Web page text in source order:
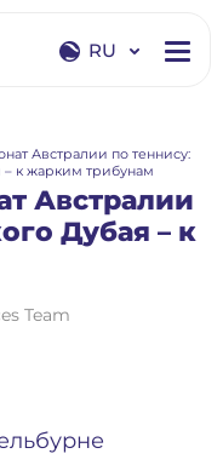
RU
RU
Австралии по теннису:
– к жарким трибунам
Австралии
Дубая – к
Team